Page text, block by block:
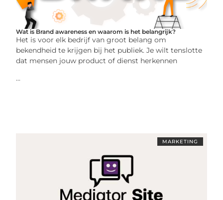
Wat is Brand awareness en waarom is het belangrijk?
Het is voor elk bedrijf van groot belang om
bekendheid te krijgen bij het publiek. Je wilt tenslotte
dat mensen jouw product of dienst herkennen
...
MARKETING